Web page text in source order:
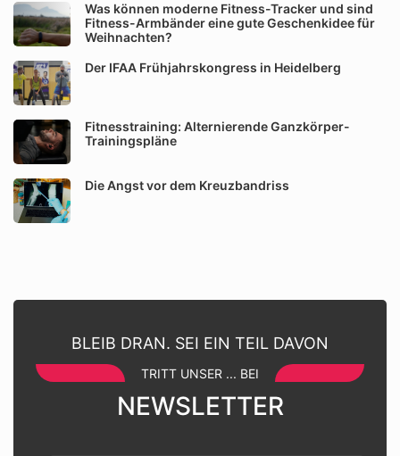
Was können moderne Fitness-Tracker und sind
Fitness-Armbänder eine gute Geschenkidee für
Weihnachten?
Der IFAA Frühjahrskongress in Heidelberg
Fitnesstraining: Alternierende Ganzkörper-
Trainingspläne
Die Angst vor dem Kreuzbandriss
BLEIB DRAN. SEI EIN TEIL DAVON
TRITT UNSER ... BEI
NEWSLETTER